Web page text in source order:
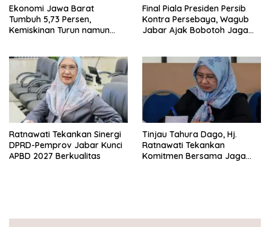
Ekonomi Jawa Barat
Tumbuh 5,73 Persen,
Kemiskinan Turun namun
Final Piala Presiden Persib
Kontra Persebaya, Wagub
Jabar Ajak Bobotoh Jaga
Ratnawati Tekankan Sinergi
DPRD-Pemprov Jabar Kunci
APBD 2027 Berkualitas
Tinjau Tahura Dago, Hj.
Ratnawati Tekankan
Komitmen Bersama Jaga